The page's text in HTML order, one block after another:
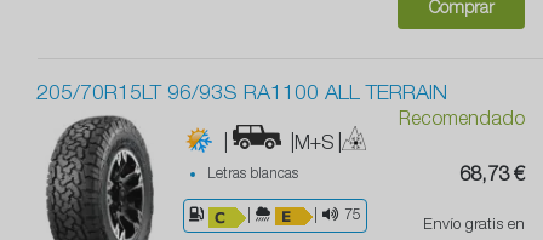
Comprar
205/70R15LT 96/93S RA1100 ALL TERRAIN
| |M+S |
Letras blancas
75
Recomendado
68,73 €
Envío gratis en